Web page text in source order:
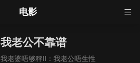
电影
我老公不靠谱
我老婆唔够秤II：我老公唔生性